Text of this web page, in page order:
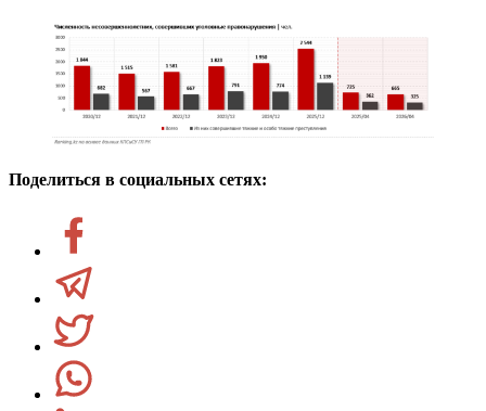
Поделиться в социальных сетях: